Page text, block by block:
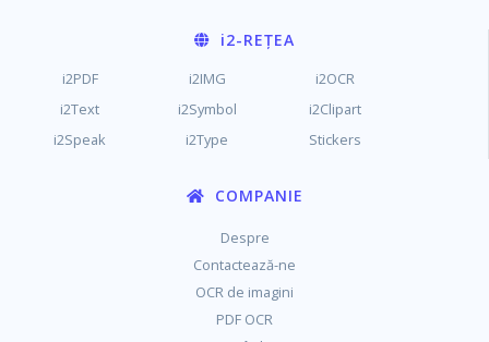
i2-REȚEA
i2PDF i2IMG
i2OCR
i2Text
i2Symbol
i2Clipart
i2Speak
i2Type Stickers
COMPANIE
Despre
Contactează-ne
OCR de imagini
PDF OCR